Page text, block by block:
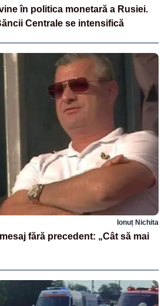
în politica monetară a Rusiei.
Centrale se intensifică
Ionuț Nichita
fără precedent: „Cât să mai